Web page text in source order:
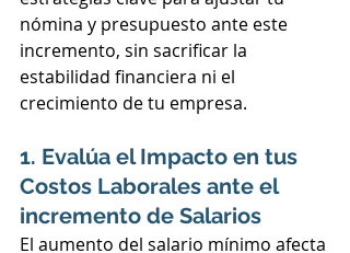
nómina y presupuesto ante este
incremento, sin sacrificar la
estabilidad financiera ni el
crecimiento de tu empresa.
1. Evalúa el Impacto en tus
Costos Laborales ante el
incremento de Salarios
El aumento del salario mínimo afecta